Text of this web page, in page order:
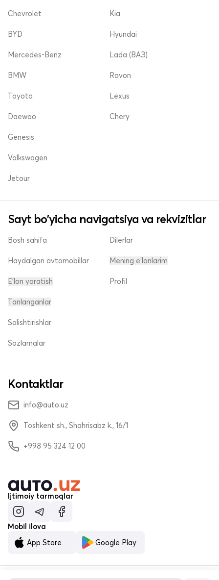
Chevrolet
BYD
Mercedes-Benz
Kia
Hyundai
Lada (ВАЗ)
BMW
Toyota
Daewoo
Ravon
Lexus
Chery
Genesis
Volkswagen
Jetour
Sayt bo'yicha navigatsiya va rekvizitlar
Bosh sahifa
Haydalgan avtomobillar
E'lon yaratish
Dilerlar
Mening e'lonlarim
Profil
Tanlanganlar
Solishtirishlar
Sozlamalar
Kontaktlar
info@auto.uz
Toshkent sh., Shahrisabz k., 16/1
+998 95 324 12 00
Ijtimoiy tarmoqlar
Mobil ilova
App Store
Google Play